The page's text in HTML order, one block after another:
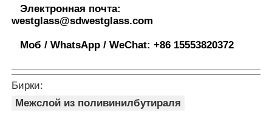
Электронная почта:
westglass@sdwestglass.com
Моб / WhatsApp / WeChat: +86 15553820372
Бирки:
Межслой из поливинилбутираля